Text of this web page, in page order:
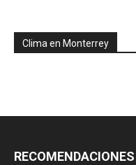
Clima en Monterrey